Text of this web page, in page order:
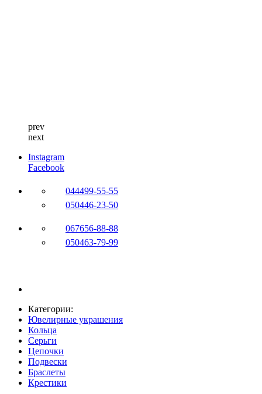
prev
next
Instagram
Facebook
044499-55-55
050446-23-50
067656-88-88
050463-79-99
Категории:
Ювелирные украшения
Кольца
Серьги
Цепочки
Подвески
Браслеты
Крестики